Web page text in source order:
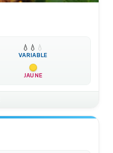
💧 💧 💧
VARIABLE
JAUNE